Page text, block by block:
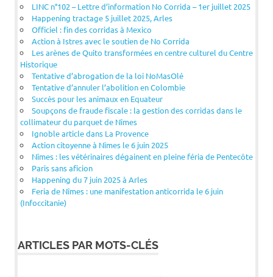
LINC n°102 – Lettre d’information No Corrida – 1er juillet 2025
Happening tractage 5 juillet 2025, Arles
Officiel : fin des corridas à Mexico
Action à Istres avec le soutien de No Corrida
Les arènes de Quito transformées en centre culturel du Centre
Historique
Tentative d’abrogation de la loi NoMasOlé
Tentative d’annuler l’abolition en Colombie
Succès pour les animaux en Equateur
Soupçons de fraude fiscale : la gestion des corridas dans le
collimateur du parquet de Nîmes
Ignoble article dans La Provence
Action citoyenne à Nîmes le 6 juin 2025
Nîmes : les vétérinaires dégainent en pleine féria de Pentecôte
Paris sans aficion
Happening du 7 juin 2025 à Arles
Feria de Nîmes : une manifestation anticorrida le 6 juin
(Infoccitanie)
ARTICLES PAR MOTS-CLÉS